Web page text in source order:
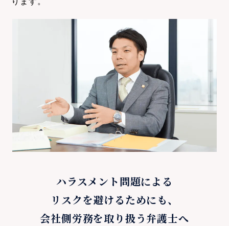
ハラスメント問題による
リスクを避けるためにも、
会社側労務を取り扱う弁護士へ